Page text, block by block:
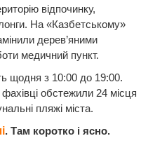
відпочинку,
На «Казбетському»
дерев’яними
медичний пункт.
щодня з 10:00 до 19:00.
обстежили 24 місця
пляжі міста.
. Там коротко і ясно.